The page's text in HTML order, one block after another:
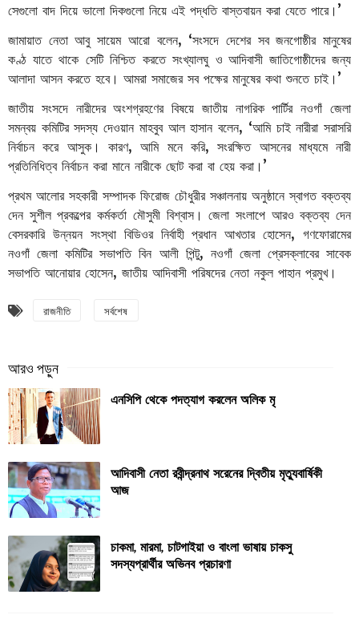
সেগুলো বাদ দিয়ে ভালো দিকগুলো নিয়ে এই পদ্ধতি বাস্তবায়ন করা যেতে পারে।’
জামায়াত নেতা আবু সায়েম আরো বলেন, ‘সংসদে দেশের সব জনগোষ্ঠীর মানুষের
কণ্ঠ যাতে থাকে সেটি নিশ্চিত করতে সংখ্যালঘু ও আদিবাসী জাতিগোষ্ঠীদের জন্য
আলাদা আসন করতে হবে। আমরা সমাজের সব পক্ষের মানুষের কথা শুনতে চাই। ’
জাতীয় সংসদে নারীদের অংশগ্রহণের বিষয়ে জাতীয় নাগরিক পার্টির নওগাঁ জেলা
সমন্বয় কমিটির সদস্য দেওয়ান মাহবুব আল হাসান বলেন, ‘আমি চাই নারীরা সরাসরি
নির্বাচন করে আসুক। কারণ,আমি মনে করি,সংরক্ষিত আসনের মাধ্যমে নারী
প্রতিনিধিত্ব নির্বাচন করা মানে নারীকে ছোট করা বা হেয় করা। ’
প্রথম আলোর সহকারী সম্পাদক ফিরোজ চৌধুরীর সঞ্চালনায় অনুষ্ঠানে স্বাগত বক্তব্য
দেন সুশীল প্রকল্পের কর্মকর্তা মৌসুমী বিশ্বাস। জেলা সংলাপে আরও বক্তব্য দেন
বেসরকারি উন্নয়ন সংস্থা বিডিওর নির্বাহী প্রধান আখতার হোসেন, গণফোরামের
নওগাঁ জেলা কমিটির সভাপতি বিন আলী পিন্টু, নওগাঁ জেলা প্রেসক্লাবের সাবেক
সভাপতি আনোয়ার হোসেন, জাতীয় আদিবাসী পরিষদের নেতা নকুল পাহান প্রমুখ।
রাজনীতি সর্বশেষ
এনসিপি থেকে পদত্যাগ করলেন অলিক মৃ
আদিবাসী নেতা রবীন্দ্রনাথ সরেনের দ্বিতীয় মৃত্যুবার্ষিকী
আজ
চাকমা, মারমা, চাটগাইয়া ও বাংলা ভাষায় চাকসু
সদস্যপ্রার্থীর অভিনব প্রচারণা